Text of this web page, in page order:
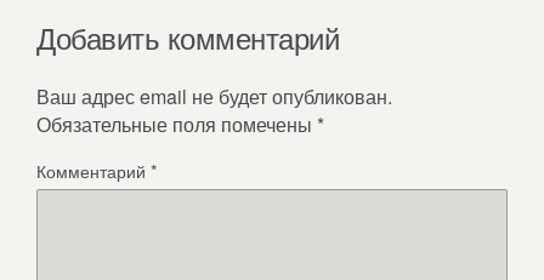
Добавить комментарий
Ваш адрес email не будет опубликован.
Обязательные поля помечены *
Комментарий *